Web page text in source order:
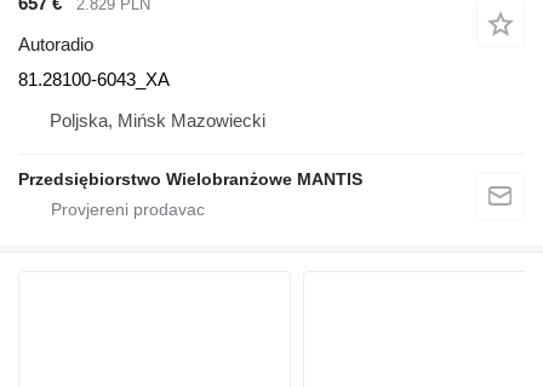
2.829 PLN
Autoradio
81.28100-6043_XA
Poljska, Mińsk Mazowiecki
Przedsiębiorstwo Wielobranżowe MANTIS